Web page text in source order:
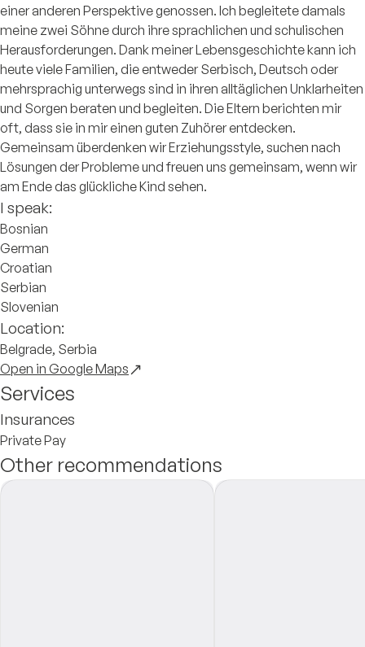
einer anderen Perspektive genossen. Ich begleitete damals
meine zwei Söhne durch ihre sprachlichen und schulischen
Herausforderungen. Dank meiner Lebensgeschichte kann ich
heute viele Familien, die entweder Serbisch, Deutsch oder
mehrsprachig unterwegs sind in ihren alltäglichen Unklarheiten
und Sorgen beraten und begleiten. Die Eltern berichten mir
oft, dass sie in mir einen guten Zuhörer entdecken.
Gemeinsam überdenken wir Erziehungsstyle, suchen nach
Lösungen der Probleme und freuen uns gemeinsam, wenn wir
am Ende das glückliche Kind sehen.
I speak:
Bosnian
German
Croatian
Serbian
Slovenian
Location:
Belgrade, Serbia
Open in Google Maps
Services
Insurances
Private Pay
Other recommendations